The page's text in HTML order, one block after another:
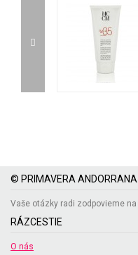
© PRIMAVERA
Vaše otázky radi zodpovieme
RÁZCESTIE
O nás